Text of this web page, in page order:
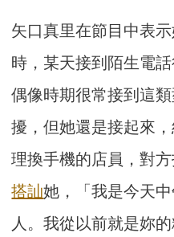
矢口真里在節目中表
時，某天接到陌生電
偶像時期很常接到這
擾，但她還是接起來
理換手機的店員，對
搭訕她，「我是今天
人。我從以前就是妳